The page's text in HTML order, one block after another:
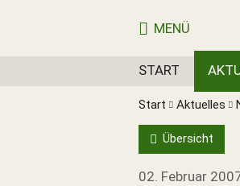
START
MENÜ
Start Aktuelles
Übersicht
02. Februar